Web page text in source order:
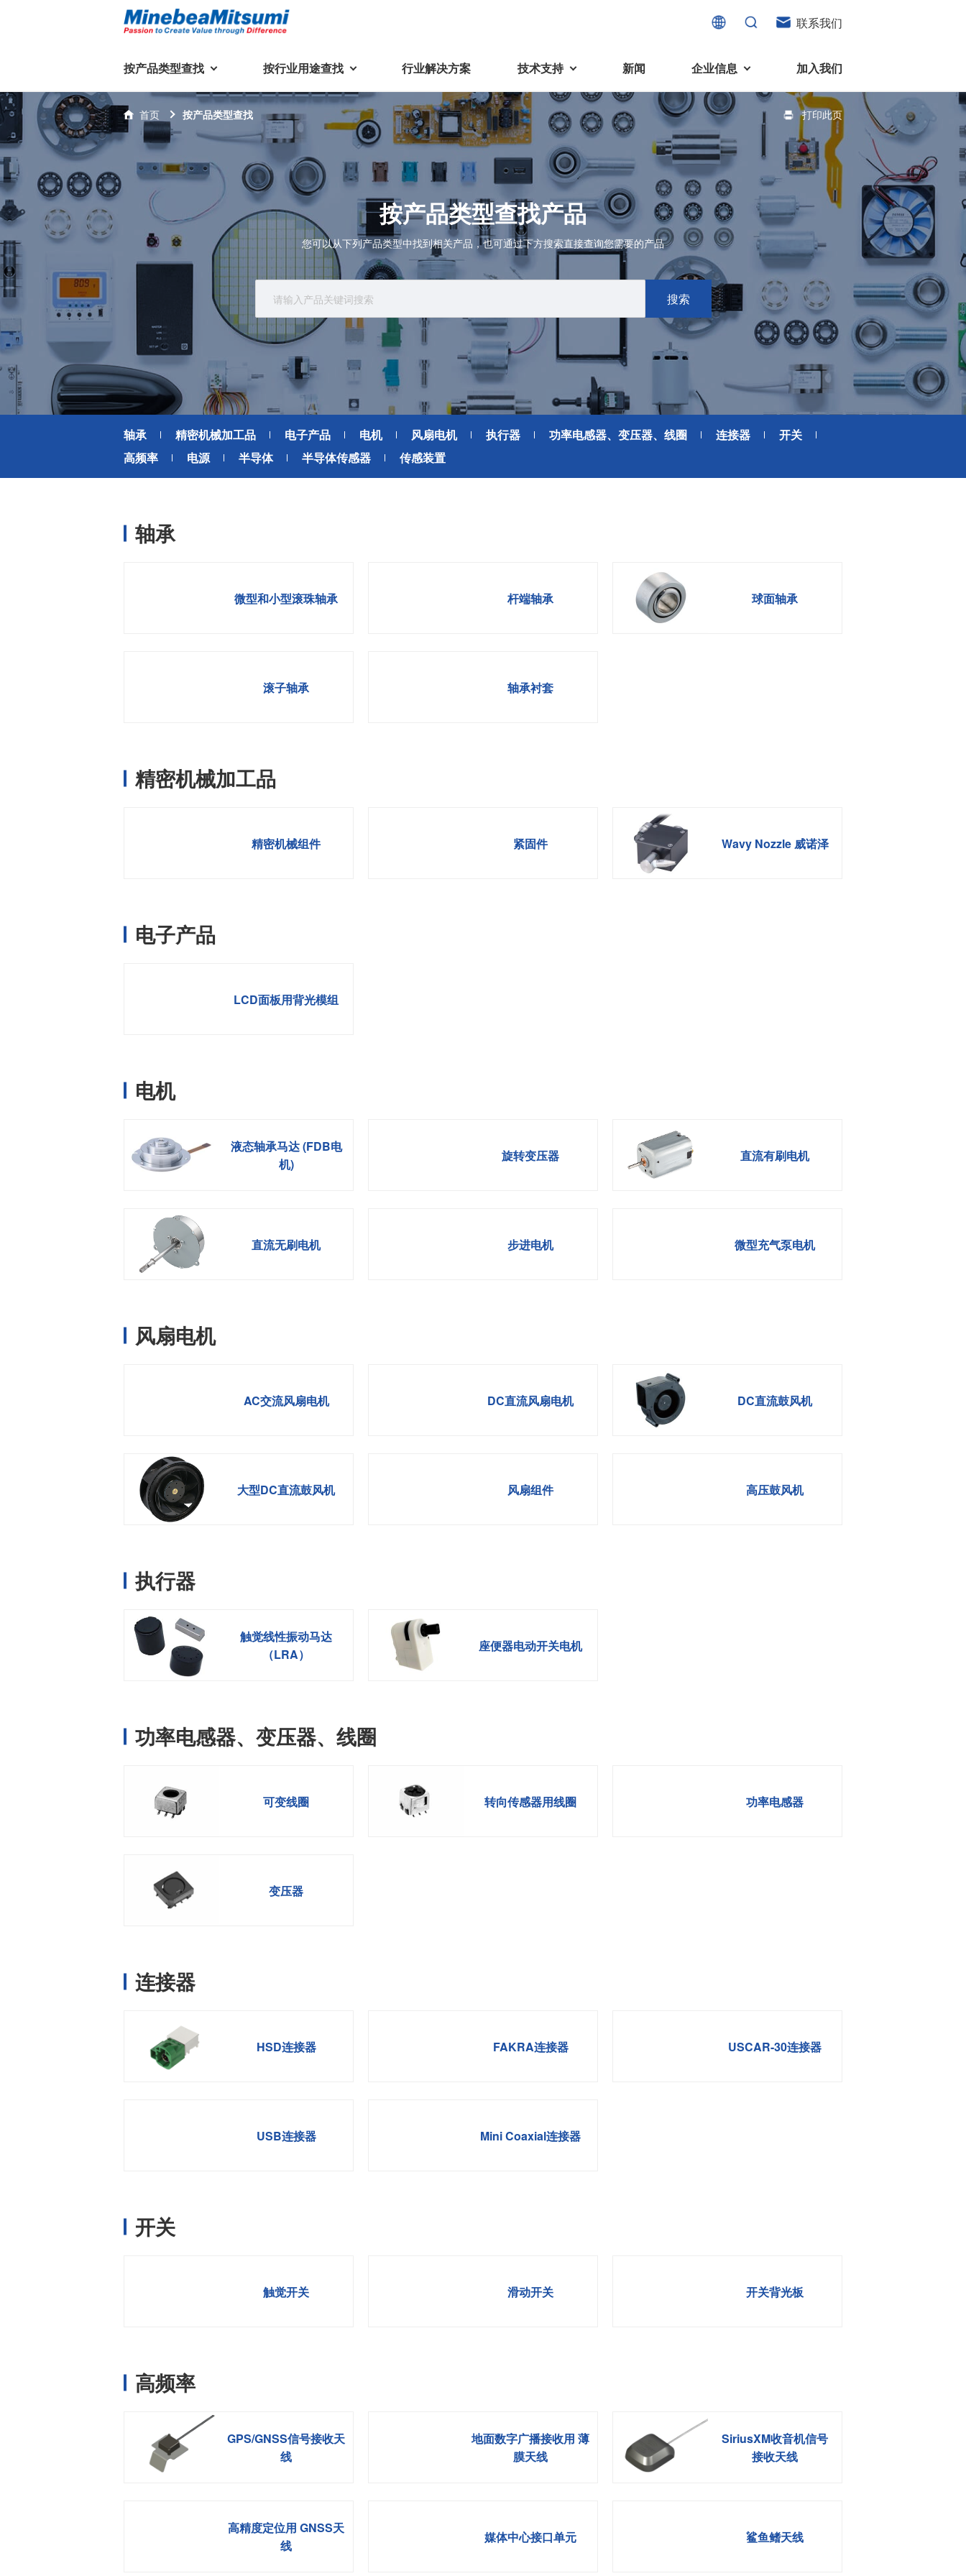
联系我们
按产品类型查找 按行业用途查找 行业解决方案 技术支持 新闻 企业信息 加入我们
行业用途首页
基础设施
美蓓亚三美的散热风扇、杆端关
节轴承、步进电机、滚珠轴承等
产品在光伏逆变器、储能变流
器、基站天线、风力发电、监控
摄像头、铁路车辆、充电桩等新
型基础设施建设领域有广泛应
用。步进电机实现了正确定位和
精确的角度控制。针对风电、光
伏、充电桩、储能等多种场景，
美蓓亚三美的NMB风扇提供防水
防尘的散热解决方案。杆端轴承
和球面轴承作为关键的机构零件
在高温高湿环境下仍然表现着卓
机器人
研发面临更多的挑战。美蓓亚三
美的散热风扇、无刷直流电机、
6轴力传感器、锂离子电池IC、
滚珠轴承可应用于机器人手、
AGV、工业机器人、教育机器人
等领域，帮助实现机器人的智能
化和高效化。
工业及商业
工业设备和商业设备的控制定
位、送风、搬运、旋转装置等部
位。此外，电动工具中也大量使
用了NMB微型滚珠轴承。
家电、消费电子及住宅设备
消费者与智能家居、穿戴电子、
家电、智能设备之间的联系愈发
紧密。美蓓亚三美为行业领先的
消费电子和家电制造商提供优质
的滚珠轴承、电机、锂离子电池
芯片、开关、线性马达、相机马
达等零部件。
医疗健康
美蓓亚三美向医疗器械制造商、
件，产品可应用于实验室自动
化、医用泵、呼吸道护理、药房
交通工具
美蓓亚三美的杆端轴承、球面轴
制造商。
汽车
美蓓亚三美在过去的几十年间致
产品类型首页
轴承
微型和小型滚珠轴承
杆端轴承
球面轴承
滚子轴承
风扇电机
AC交流风扇电机
DC直流风扇电机
DC直流鼓风机
大型DC直流鼓风机
风扇组件
触觉开关
火焰检测放大器
精密机械加工品
精密机械组件
Wavy Nozzle 威诺泽
执行器
座便器电动开关电机
高频率
GPS/GNSS信号接收天线
地面数字广播接收用 薄膜天线
SiriusXM收音机信号 接收天线
应变片
拉杆测量系统
电子产品
LCD面板用背光模组
功率电感器、变压器、线圈
可变线圈
变压器
电源
电源、充电器、 内置型电源
电机
液态轴承马达 (FDB电机)
旋转变压器
直流有刷电机
直流无刷电机
步进电机
微型充气泵电机
连接器
HSD连接器
FAKRA连接器
USCAR-30连接器
技术支持
技术解说 视频库
技术术语
常见问题
产品知识 产品问答 产品百科
企业信息
美蓓亚三美集团
集团概况
经营理念
社长致辞
全球驻地
美蓓亚三美在中国
中国区概况
联系我们
联系经销商
采购
采购交易基本原则
环保绿色采购活动
CSR采购
新供应商登录流程
可持续发展
企业社会责任
社会贡献
环境保护
按行业用途查找
行业解决方案
技术支持
新闻
企业信息
加入我们
首页 按产品类型查找 打印此页
按产品类型查找产品
您可以从下列产品类型中找到相关产品，也可通过下方搜索直接查询您需要的产品
搜索
轴承 精密机械加工品 电子产品 电机 风扇电机 执行器 功率电感器、变压器、线圈 连接器
开关
高频率
电源 半导体 半导体传感器 传感装置
轴承
微型和小型滚珠轴承 杆端轴承 球面轴承
滚子轴承 轴承衬套
精密机械加工品
精密机械组件 紧固件 Wavy Nozzle 威诺泽
电子产品
LCD面板用背光模组
电机
液态轴承马达 (FDB电
机)
旋转变压器 直流有刷电机
直流无刷电机 步进电机 微型充气泵电机
风扇电机
AC交流风扇电机 DC直流风扇电机 DC直流鼓风机
大型DC直流鼓风机 风扇组件 高压鼓风机
执行器
触觉线性振动马达
（LRA）
座便器电动开关电机
功率电感器、变压器、线圈
可变线圈 转向传感器用线圈 功率电感器
变压器
连接器
HSD连接器 FAKRA连接器 USCAR-30连接器
USB连接器 Mini Coaxial连接器
开关
触觉开关 滑动开关 开关背光板
高频率
GPS/GNSS信号接收天
线
地面数字广播接收用 薄
膜天线
SiriusXM收音机信号
接收天线
高精度定位用 GNSS天
线
媒体中心接口单元 鲨鱼鳍天线